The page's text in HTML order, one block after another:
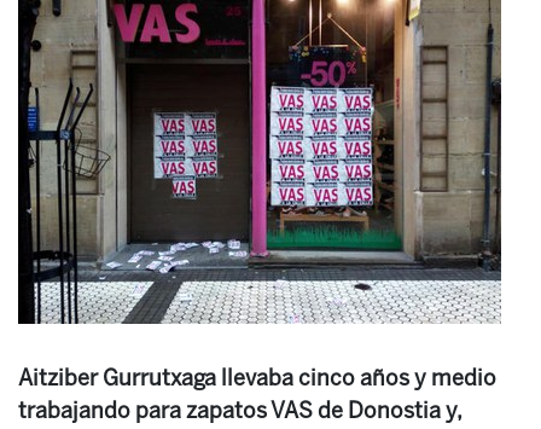
Aitziber Gurrutxaga llevaba cinco años y medio
trabajando para zapatos VAS de Donostia y,